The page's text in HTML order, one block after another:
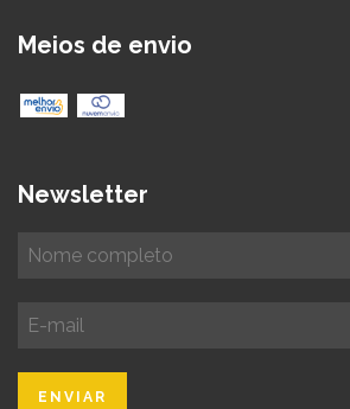
Meios de envio
Newsletter